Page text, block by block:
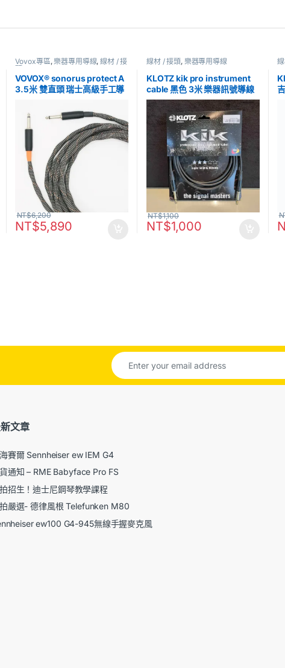
Vovox專區,樂器專用導線,線材 / 接
頭
VOVOX® sonorus protect A
3.5米 雙直頭 瑞士高級手工導
NT$5,890
NT$6,200
線材 / 接頭, 樂器專用導線
KLOTZ kik pro instrument
cable 黑色 3米 樂器訊號導線
NT$1,000
NT$1,100
文章
賽爾 Sennheiser ew IEM G4
通知 – RME Babyface Pro FS
招生！迪士尼鋼琴教學課程
嚴選- 德律風根 Telefunken M80
ew100 G4-945無線手握麥克風